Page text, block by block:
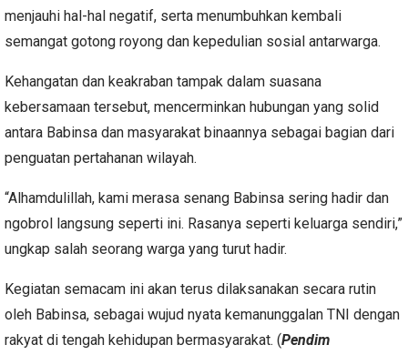
menjauhi hal-hal negatif, serta menumbuhkan kembali
semangat gotong royong dan kepedulian sosial antarwarga.
Kehangatan dan keakraban tampak dalam suasana
kebersamaan tersebut, mencerminkan hubungan yang solid
antara Babinsa dan masyarakat binaannya sebagai bagian dari
penguatan pertahanan wilayah.
“Alhamdulillah, kami merasa senang Babinsa sering hadir dan
ngobrol langsung seperti ini. Rasanya seperti keluarga sendiri,”
ungkap salah seorang warga yang turut hadir.
Kegiatan semacam ini akan terus dilaksanakan secara rutin
oleh Babinsa, sebagai wujud nyata kemanunggalan TNI dengan
rakyat di tengah kehidupan bermasyarakat. (Pendim